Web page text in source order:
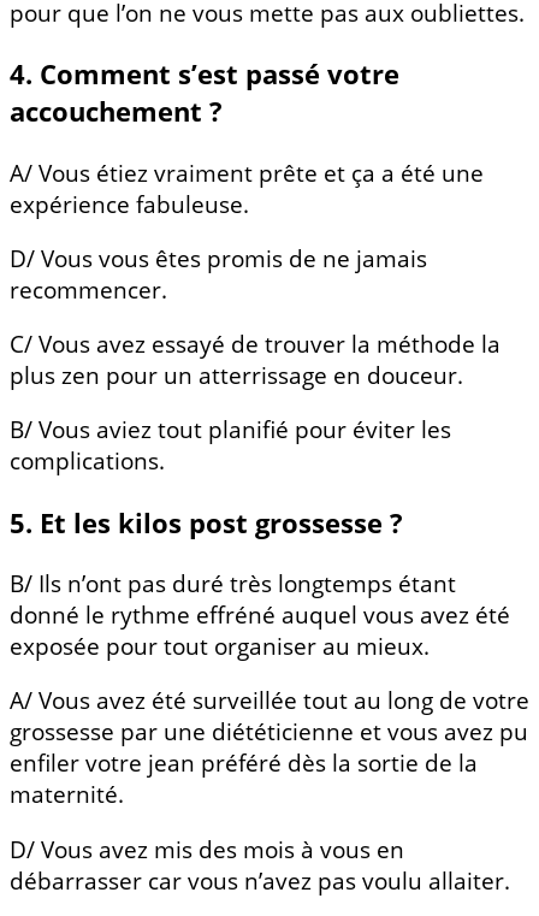
pour que l’on ne vous mette pas aux oubliettes.
4. Comment s’est passé votre
accouchement ?
A/ Vous étiez vraiment prête et ça a été une
expérience fabuleuse.
D/ Vous vous êtes promis de ne jamais
recommencer.
C/ Vous avez essayé de trouver la méthode la
plus zen pour un atterrissage en douceur.
B/ Vous aviez tout planifié pour éviter les
complications.
5. Et les kilos post grossesse ?
B/ Ils n’ont pas duré très longtemps étant
donné le rythme effréné auquel vous avez été
exposée pour tout organiser au mieux.
A/ Vous avez été surveillée tout au long de votre
grossesse par une diététicienne et vous avez pu
enfiler votre jean préféré dès la sortie de la
maternité.
D/ Vous avez mis des mois à vous en
débarrasser car vous n’avez pas voulu allaiter.